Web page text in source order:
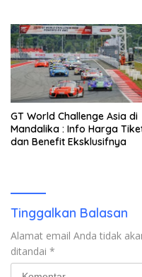
GT World Challenge Asia di
Mandalika : Info Harga
dan Benefit Eksklusifnya
Tinggalkan Balasan
Alamat email Anda tidak
ditandai *